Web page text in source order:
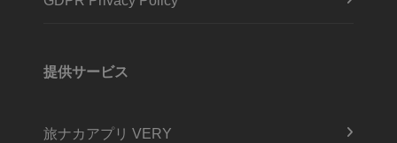
提供サービス
旅ナカアプリ VERY